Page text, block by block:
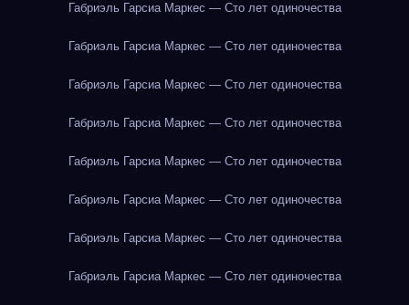
Габриэль Гарсиа Маркес — Сто лет одиночества
Габриэль Гарсиа Маркес — Сто лет одиночества
Габриэль Гарсиа Маркес — Сто лет одиночества
Габриэль Гарсиа Маркес — Сто лет одиночества
Габриэль Гарсиа Маркес — Сто лет одиночества
Габриэль Гарсиа Маркес — Сто лет одиночества
Габриэль Гарсиа Маркес — Сто лет одиночества
Габриэль Гарсиа Маркес — Сто лет одиночества